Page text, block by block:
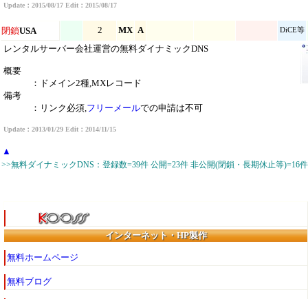
Update：2015/08/17 Edit：2015/08/17
閉鎖USA 2 MX A DiCE等
レンタルサーバー会社運営の無料ダイナミックDNS
概要
：ドメイン2種,MXレコード
備考
：リンク必須, フリーメールでの申請は不可
Update：2013/01/29 Edit：2014/11/15
▲
>>無料ダイナミックDNS：登録数=39件 公開=23件 非公開(閉鎖・長期休止等)=16件
インターネット・HP製作
無料ホームページ
無料ブログ